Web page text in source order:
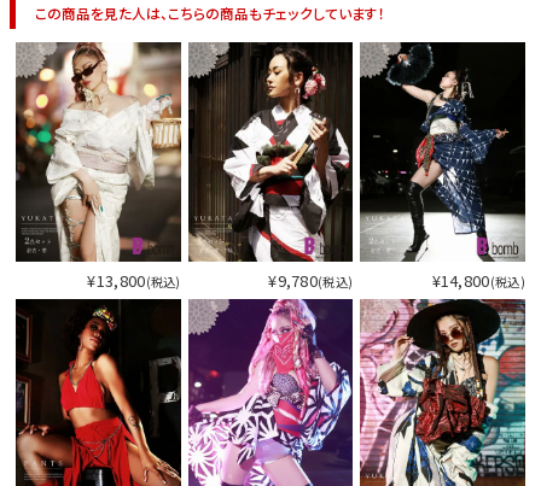
今活
この商品を見た人は、こちらの商品もチェックしています！
¥13,800(税込) ¥9,780(税込) ¥14,800(税込)